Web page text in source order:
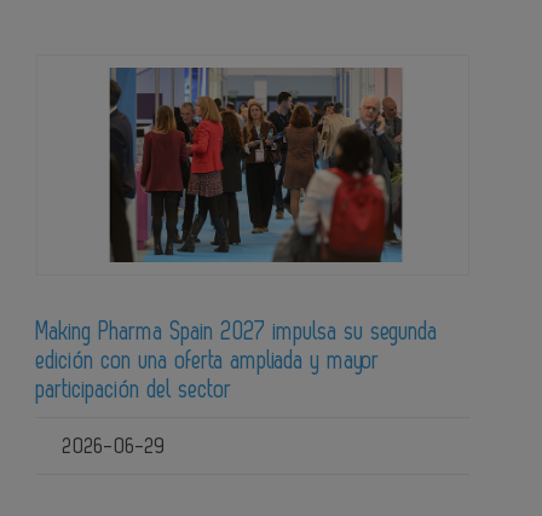
Making Pharma Spain 2027 impulsa su segunda
edición con una oferta ampliada y mayor
participación del sector
2026-06-29